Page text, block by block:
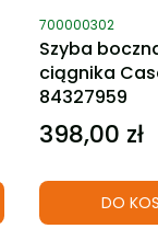
Kod produktu
700000302
Szyba
ciągnika
84327959
Cena
398,00 zł
DO